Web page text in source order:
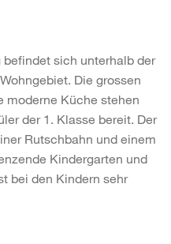
befindet sich unterhalb der
Die grossen
moderne Küche stehen
der 1. Klasse bereit. Der
Rutschbahn und einem
Kindergarten und
bei den Kindern sehr